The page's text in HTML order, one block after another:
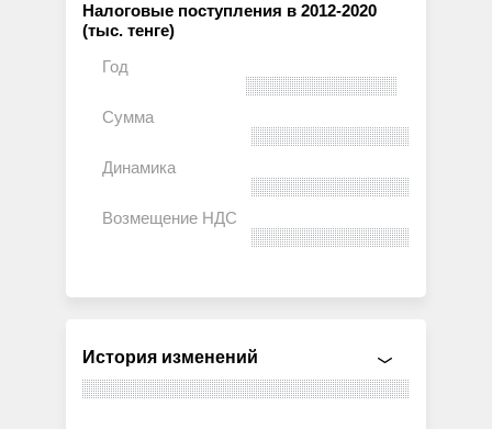
Налоговые поступления в 2012-2020
(тыс. тенге)
История изменений